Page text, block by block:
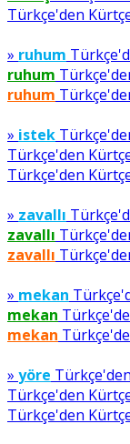
Türkçe'den
» ruhum
ruhum
ruhum
» istek
Türkçe'den
Türkçe'den
» zavallı
zavallı
zavallı
» mekan
mekan
mekan
» yöre
Türkçe'den
Türkçe'den